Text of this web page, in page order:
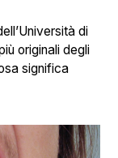
di
originali degli
significa